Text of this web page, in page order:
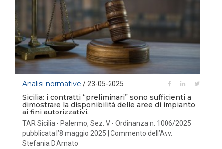
Analisi normative / 23-05-2025
Sicilia: i contratti “preliminari” sono sufficienti a
dimostrare la disponibilità delle aree di impianto
ai fini autorizzativi.
TAR Sicilia - Palermo, Sez. V - Ordinanza n. 1006/2025
pubblicata l’8 maggio 2025 | Commento dell’Avv.
Stefania D’Amato